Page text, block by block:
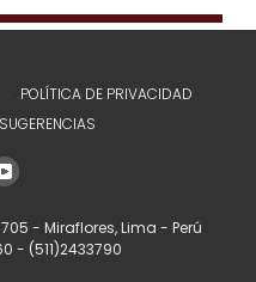
POLÍTICA DE PRIVACIDAD
- Miraflores, Lima - Perú
- (511)2433790